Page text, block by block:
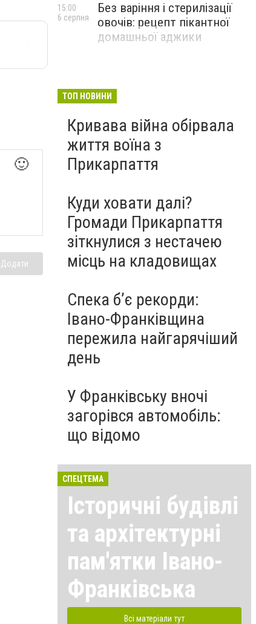
🙂
Додати
Без варіння і стерилізації
овочів: рецепт пікантної
домашньої аджики
15:00
6 серпня
ТОП НОВИНИ
Кривава війна обірвала
життя воїна з
Прикарпаття
Куди ховати далі?
Громади Прикарпаття
зіткнулися з нестачею
місць на кладовищах
Спека б’є рекорди:
Івано-Франківщина
пережила найгарячіший
день
У Франківську вночі
загорівся автомобіль:
що відомо
СПЕЦТЕМА
Історичні будівлі
та архітектурні
пам'ятки Івано-
Франківська
Всі матеріали тут